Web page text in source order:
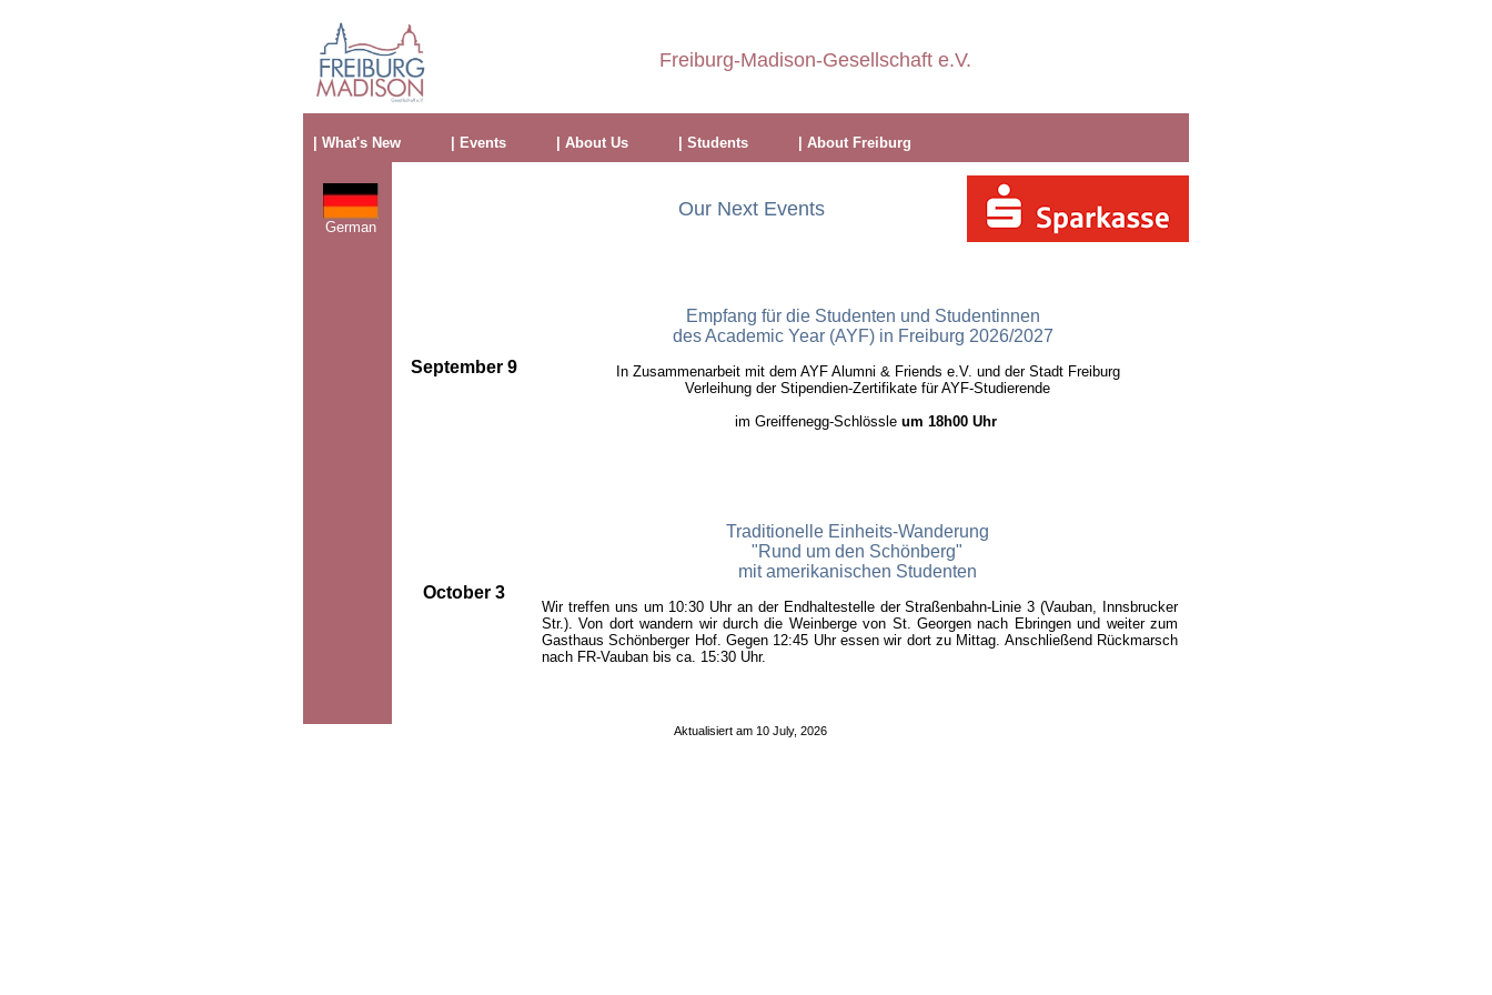
Freiburg-Madison-Gesellschaft e.V.
| What's New | Events | About Us | Students | About Freiburg
German
Our Next Events
September 9
Empfang für die Studenten und Studentinnen
des Academic Year (AYF) in Freiburg 2026/2027
In Zusammenarbeit mit dem AYF Alumni & Friends e.V. und der Stadt Freiburg
Verleihung der Stipendien-Zertifikate für AYF-Studierende
im Greiffenegg-Schlössle um 18h00 Uhr
October 3
Traditionelle Einheits-Wanderung
"Rund um den Schönberg"
mit amerikanischen Studenten
Wir treffen uns um 10:30 Uhr an der Endhaltestelle der Straßenbahn-Linie 3 (Vauban, Innsbrucker
Str.). Von dort wandern wir durch die Weinberge von St. Georgen nach Ebringen und weiter zum
Gasthaus Schönberger Hof. Gegen 12:45 Uhr essen wir dort zu Mittag. Anschließend Rückmarsch
nach FR-Vauban bis ca. 15:30 Uhr.
Aktualisiert am 10 July, 2026